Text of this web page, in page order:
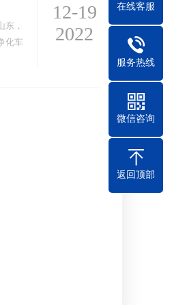
，
化车
12-19
2022
在线客服
服务热线
微信咨询
返回顶部